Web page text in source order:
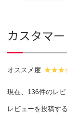
カスタマ
オススメ度
現在、136件のレビ
レビューを投稿す